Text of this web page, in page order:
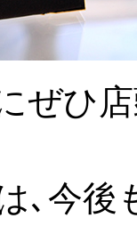
ぜひ
､今後